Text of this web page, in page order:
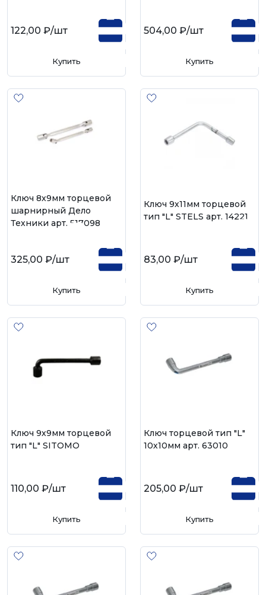
122,00 ₽/шт
Купить
504,00 ₽/шт
Купить
Ключ 8х9мм торцевой
шарнирный Дело
Техники арт. 517098
325,00 ₽/шт
Купить
Ключ 9х11мм торцевой
тип "L" STELS арт. 14221
83,00 ₽/шт
Купить
Ключ 9х9мм торцевой
тип "L" SITOMO
110,00 ₽/шт
Купить
Ключ торцевой тип "L"
10х10мм арт. 63010
205,00 ₽/шт
Купить